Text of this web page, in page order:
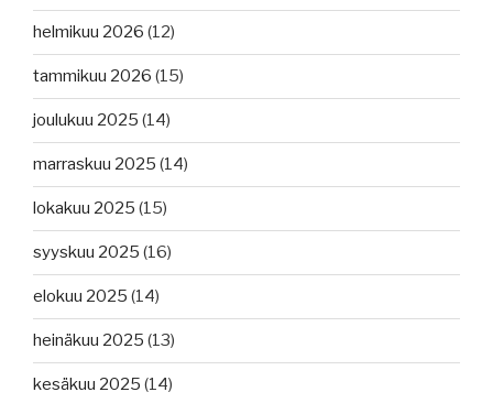
helmikuu 2026 (12)
tammikuu 2026 (15)
joulukuu 2025 (14)
marraskuu 2025 (14)
lokakuu 2025 (15)
syyskuu 2025 (16)
elokuu 2025 (14)
heinäkuu 2025 (13)
kesäkuu 2025 (14)